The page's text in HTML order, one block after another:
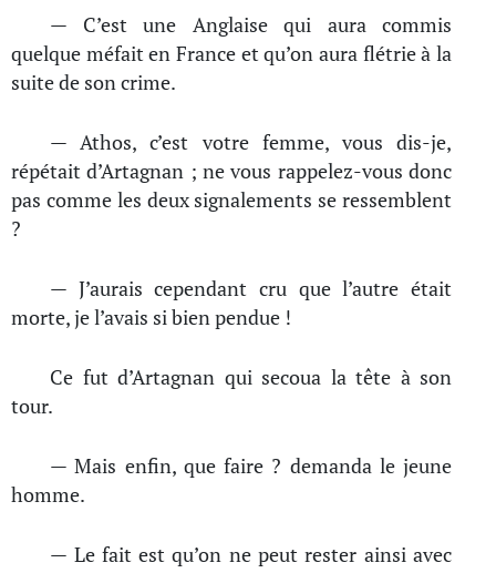
— C’est une Anglaise qui aura commis
quelque méfait en France et qu’on aura flétrie à la
suite de son crime.
— Athos, c’est votre femme, vous dis-je,
répétait d’Artagnan ; ne vous rappelez-vous donc
pas comme les deux signalements se ressemblent
?
— J’aurais cependant cru que l’autre était
morte, je l’avais si bien pendue !
Ce fut d’Artagnan qui secoua la tête à son
tour.
— Mais enfin, que faire ? demanda le jeune
homme.
— Le fait est qu’on ne peut rester ainsi avec